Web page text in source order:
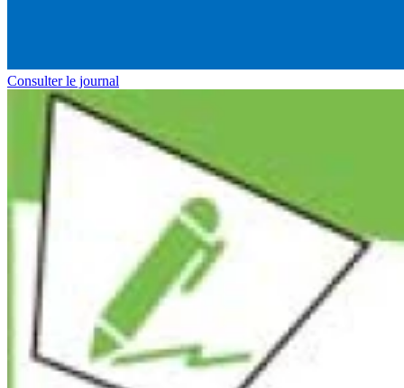
Consulter le journal